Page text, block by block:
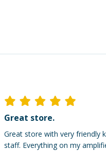
Great store.
Great store with very friendly
staff. Everything on my